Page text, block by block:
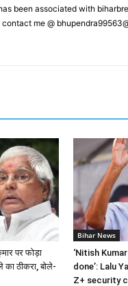
been associated with
me @
पर फोड़ा
का ठीकरा, बोले-
Bihar News
‘Nitish
done’: Lalu
Z+ security